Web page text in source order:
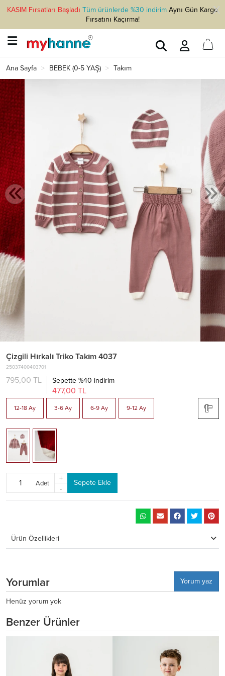
KASIM Fırsatları Başladı Tüm ürünlerde %30 indirimAynı Gün Kargo
Fırsatını Kaçırma!
Ana Sayfa BEBEK (0-5 YAŞ) Takım
Çizgili Hırkalı Triko Takım 4037
25037400403701
795,00 TL Sepette %40 indirim
477,00 TL
12-18 Ay 3-6 Ay 6-9 Ay 9-12 Ay
Adet
+
-
Sepete Ekle
Ürün Özellikleri
Yorumlar
Yorum yaz
Henüz yorum yok
Benzer Ürünler